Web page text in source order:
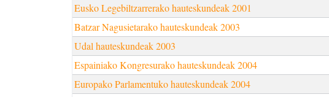
Eusko Legebiltzarrerako hauteskundeak 2001
Batzar Nagusietarako hauteskundeak 2003
Udal hauteskundeak 2003
Espainiako Kongresurako hauteskundeak 2004
Europako Parlamentuko hauteskundeak 2004